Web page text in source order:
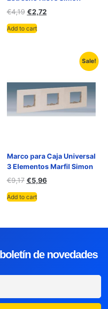
€4,19 €2,72
Add to cart
Sale!
Marco para Caja Universal
3 Elementos Marfil Simon
€9,17 €5,96
Add to cart
de novedades